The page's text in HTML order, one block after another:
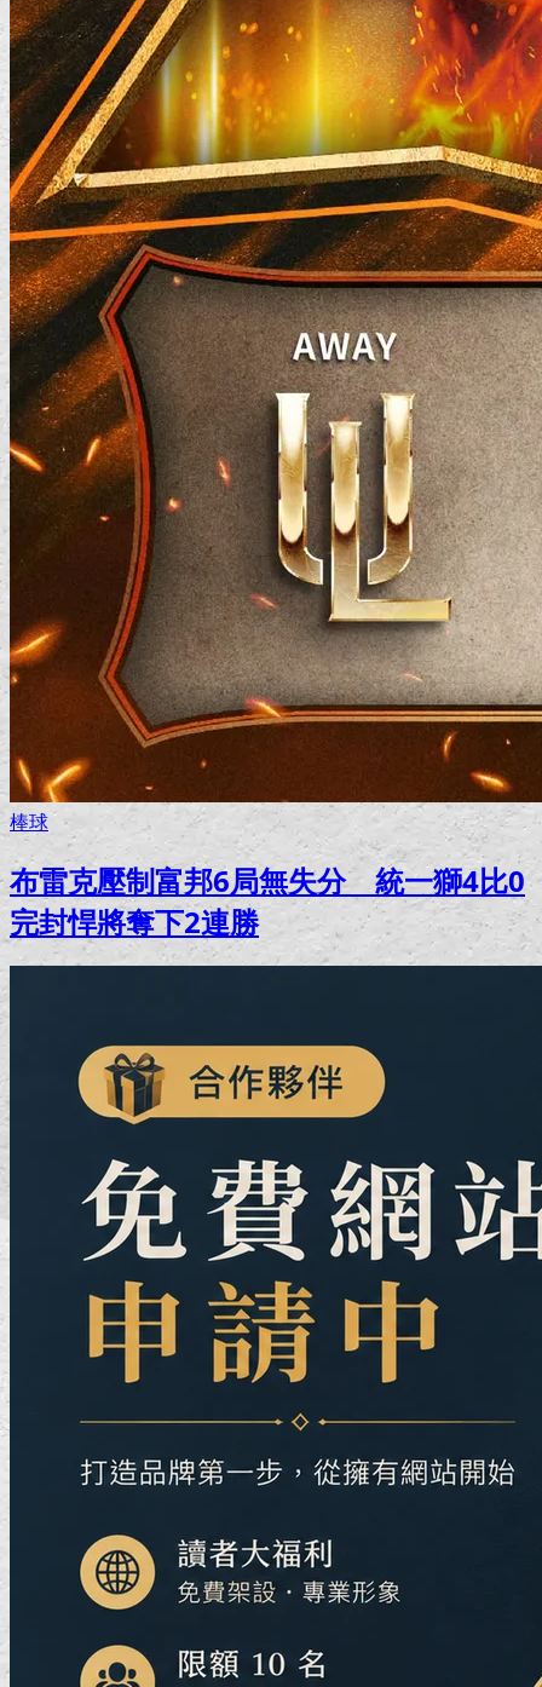
棒球
布雷克壓制富邦6局無失分 統一獅4比0
完封悍將奪下2連勝